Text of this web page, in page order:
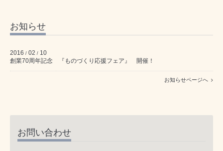
お知らせ
2016 / 02 / 10
創業70周年記念 『ものづくり応援フェア』 開催！
お知らせページへ
お問い合わせ